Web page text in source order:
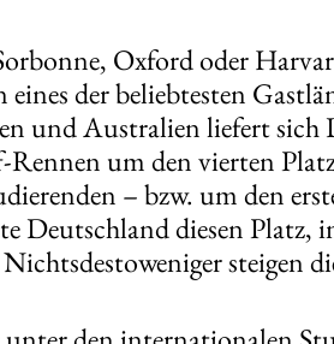
Oxford oder
der beliebtesten
und Australien liefert sich
um den vierten
– bzw. um den
Deutschland diesen Platz,
steigen